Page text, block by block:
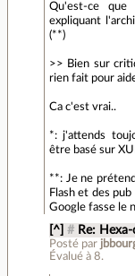
Qu'est-ce
expliquant
(**)
>> Bien sur
rien fait pour
Ca c'est vrai..
*: j'attends
être basé sur
**: Je ne
Flash et des
Google fasse le
[^] # Re:
Posté par
Évalué à8.